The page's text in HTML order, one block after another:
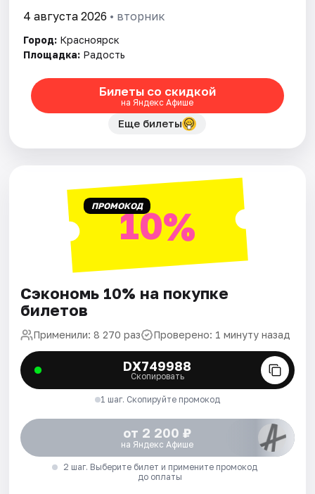
Площадки
Артисты
Рейтинги
4 августа 2026 • вторник
Город: Красноярск
Площадка: Радость
Билеты со скидкой
на Яндекс Афише
Еще билеты
ПРОМОКОД10%
Сэкономь 10% на покупке
билетов
Применили: 8 270 раз Проверено: 1 минуту назад
DX749988
Скопировать
1 шаг. Скопируйте промокод
от 2 200 ₽
на Яндекс Афише
2 шаг. Выберите билет и примените промокод
до оплаты